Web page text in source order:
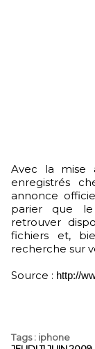
Avec la mise à disposition pour les développeurs
enregistrés
annonce
parier que
retrouver
fichiers et,
recherche sur
Source : http://
Tags: iphone